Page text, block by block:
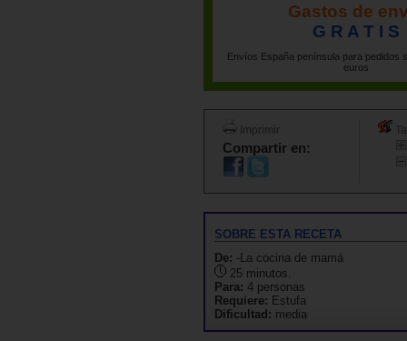
Gastos de
G R A T I S
Envíos España península para pedidos
euros
Imprimir
Compartir en:
SOBRE ESTA RECETA
De: -La cocina de mamá
25 minutos.
Para: 4 personas
Requiere: Estufa
Dificultad: media